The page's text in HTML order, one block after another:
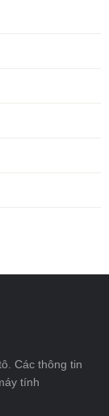
Các thông tin
tính